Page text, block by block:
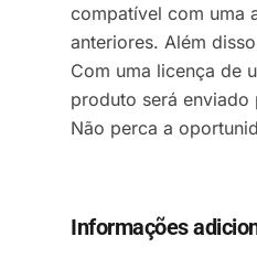
compatível com uma
anteriores. Além
Com uma licença de
produto será enviado
Não perca a
Informações